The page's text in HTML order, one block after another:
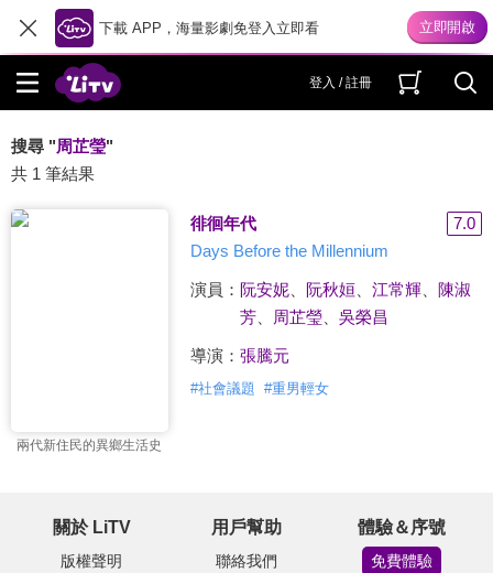
下載 APP，海量影劇免登入立即看
登入 / 註冊
搜尋 "周芷瑩"
共 1 筆結果
兩代新住民的異鄉生活史
徘徊年代
7.0
Days Before the Millennium
演員： 阮安妮、 阮秋姮、 江常輝、 陳淑
芳、 周芷瑩、 吳榮昌
導演： 張騰元
#社會議題 #重男輕女
關於 LiTV
版權聲明
用戶幫助
聯絡我們
體驗＆序號
免費體驗